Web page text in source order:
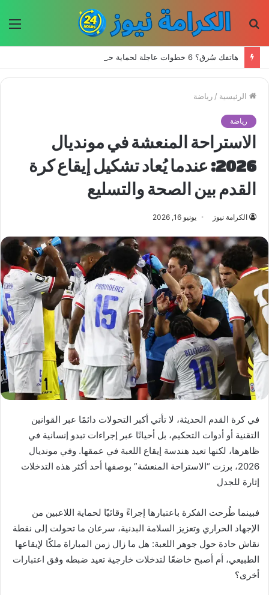
هاتفك سُرق؟ 6 خطوات عاجلة لحماية حساباتك وبياناتك
الرئيسية / رياضة
رياضة
الاستراحة المنعشة في مونديال
2026: عندما يُعاد تشكيل إيقاع كرة
القدم بين الصحة والتسليع
الكرامة نيوز يونيو 16, 2026
في كرة القدم الحديثة، لا تأتي أكبر التحولات دائمًا عبر القوانين
التقنية أو أدوات التحكيم، بل أحيانًا عبر إجراءات تبدو إنسانية في
ظاهرها، لكنها تعيد هندسة إيقاع اللعبة في عمقها. وفي مونديال
2026، برزت “الاستراحة المنعشة” بوصفها أحد أكثر هذه التدخلات
إثارة للجدل
فبينما طُرحت الفكرة باعتبارها إجراءً وقائيًا لحماية اللاعبين من
الإجهاد الحراري وتعزيز السلامة البدنية، سرعان ما تحولت إلى نقطة
نقاش حادة حول جوهر اللعبة: هل ما زال زمن المباراة ملكًا لإيقاعها
الطبيعي، أم أصبح خاضعًا لتدخلات خارجية تعيد ضبطه وفق اعتبارات
أخرى؟